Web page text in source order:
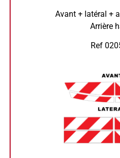
Avant + latéral +
Arrière
Ref